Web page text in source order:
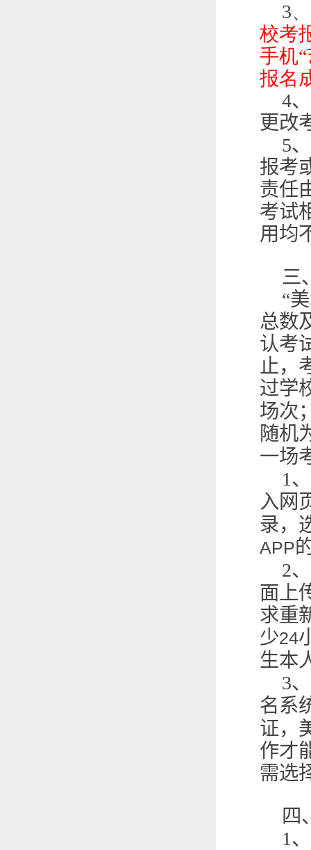
3、
校考
手机
报名
4
更改
5
报考
责任
考试
用均
三
“
总数
认考
止，
过学
场次
随机
一场
1
入网
录，
APP
2
面上
求重
少24
生本
3
名系
证，
作才
需选
四
1